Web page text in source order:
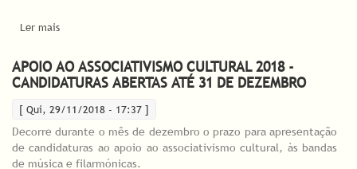
Ler mais
COM UM MONTANTE FINANCEIRO GLOBAL DISPONÍVEL DE
€260.000
APOIO AO ASSOCIATIVISMO CULTURAL 2018 -
CANDIDATURAS ABERTAS ATÉ 31 DE DEZEMBRO
[ Qui, 29/11/2018 - 17:37 ]
Decorre durante o mês de dezembro o prazo para apresentação
de candidaturas ao apoio ao associativismo cultural, às bandas
de música e filarmónicas.